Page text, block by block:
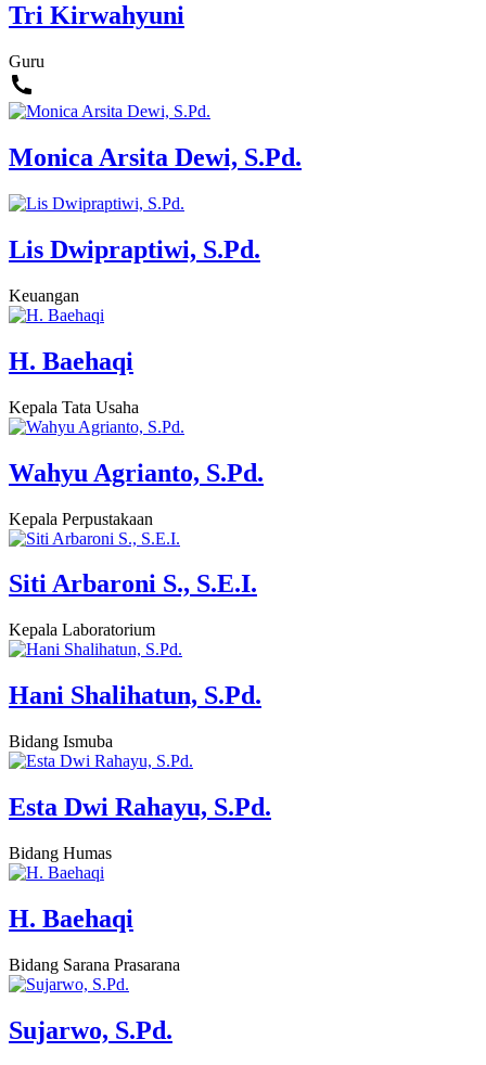
Tri Kirwahyuni
Guru
Monica Arsita Dewi, S.Pd.
Lis Dwipraptiwi, S.Pd.
Keuangan
H. Baehaqi
Kepala Tata Usaha
Wahyu Agrianto, S.Pd.
Kepala Perpustakaan
Siti Arbaroni S., S.E.I.
Kepala Laboratorium
Hani Shalihatun, S.Pd.
Bidang Ismuba
Esta Dwi Rahayu, S.Pd.
Bidang Humas
H. Baehaqi
Bidang Sarana Prasarana
Sujarwo, S.Pd.